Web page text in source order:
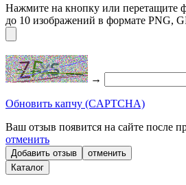
Нажмите на кнопку или перетащите
до 10 изображений в формате PNG,
→
Обновить капчу (CAPTCHA)
Ваш отзыв появится на сайте после
отменить
отменить
Каталог